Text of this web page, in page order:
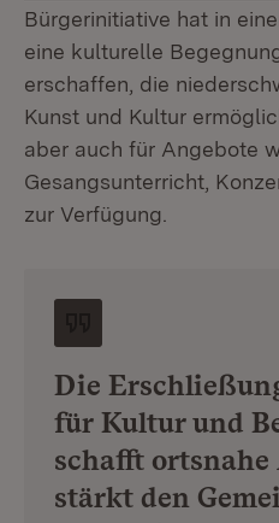
Bürgerinitiative hat in
eine kulturelle
erschaffen, die
Kunst und Kultur
aber auch für Angebote
Gesangsunterricht,
zur Verfügung.
Die
für Kultur und
schafft ortsnahe
stärkt den